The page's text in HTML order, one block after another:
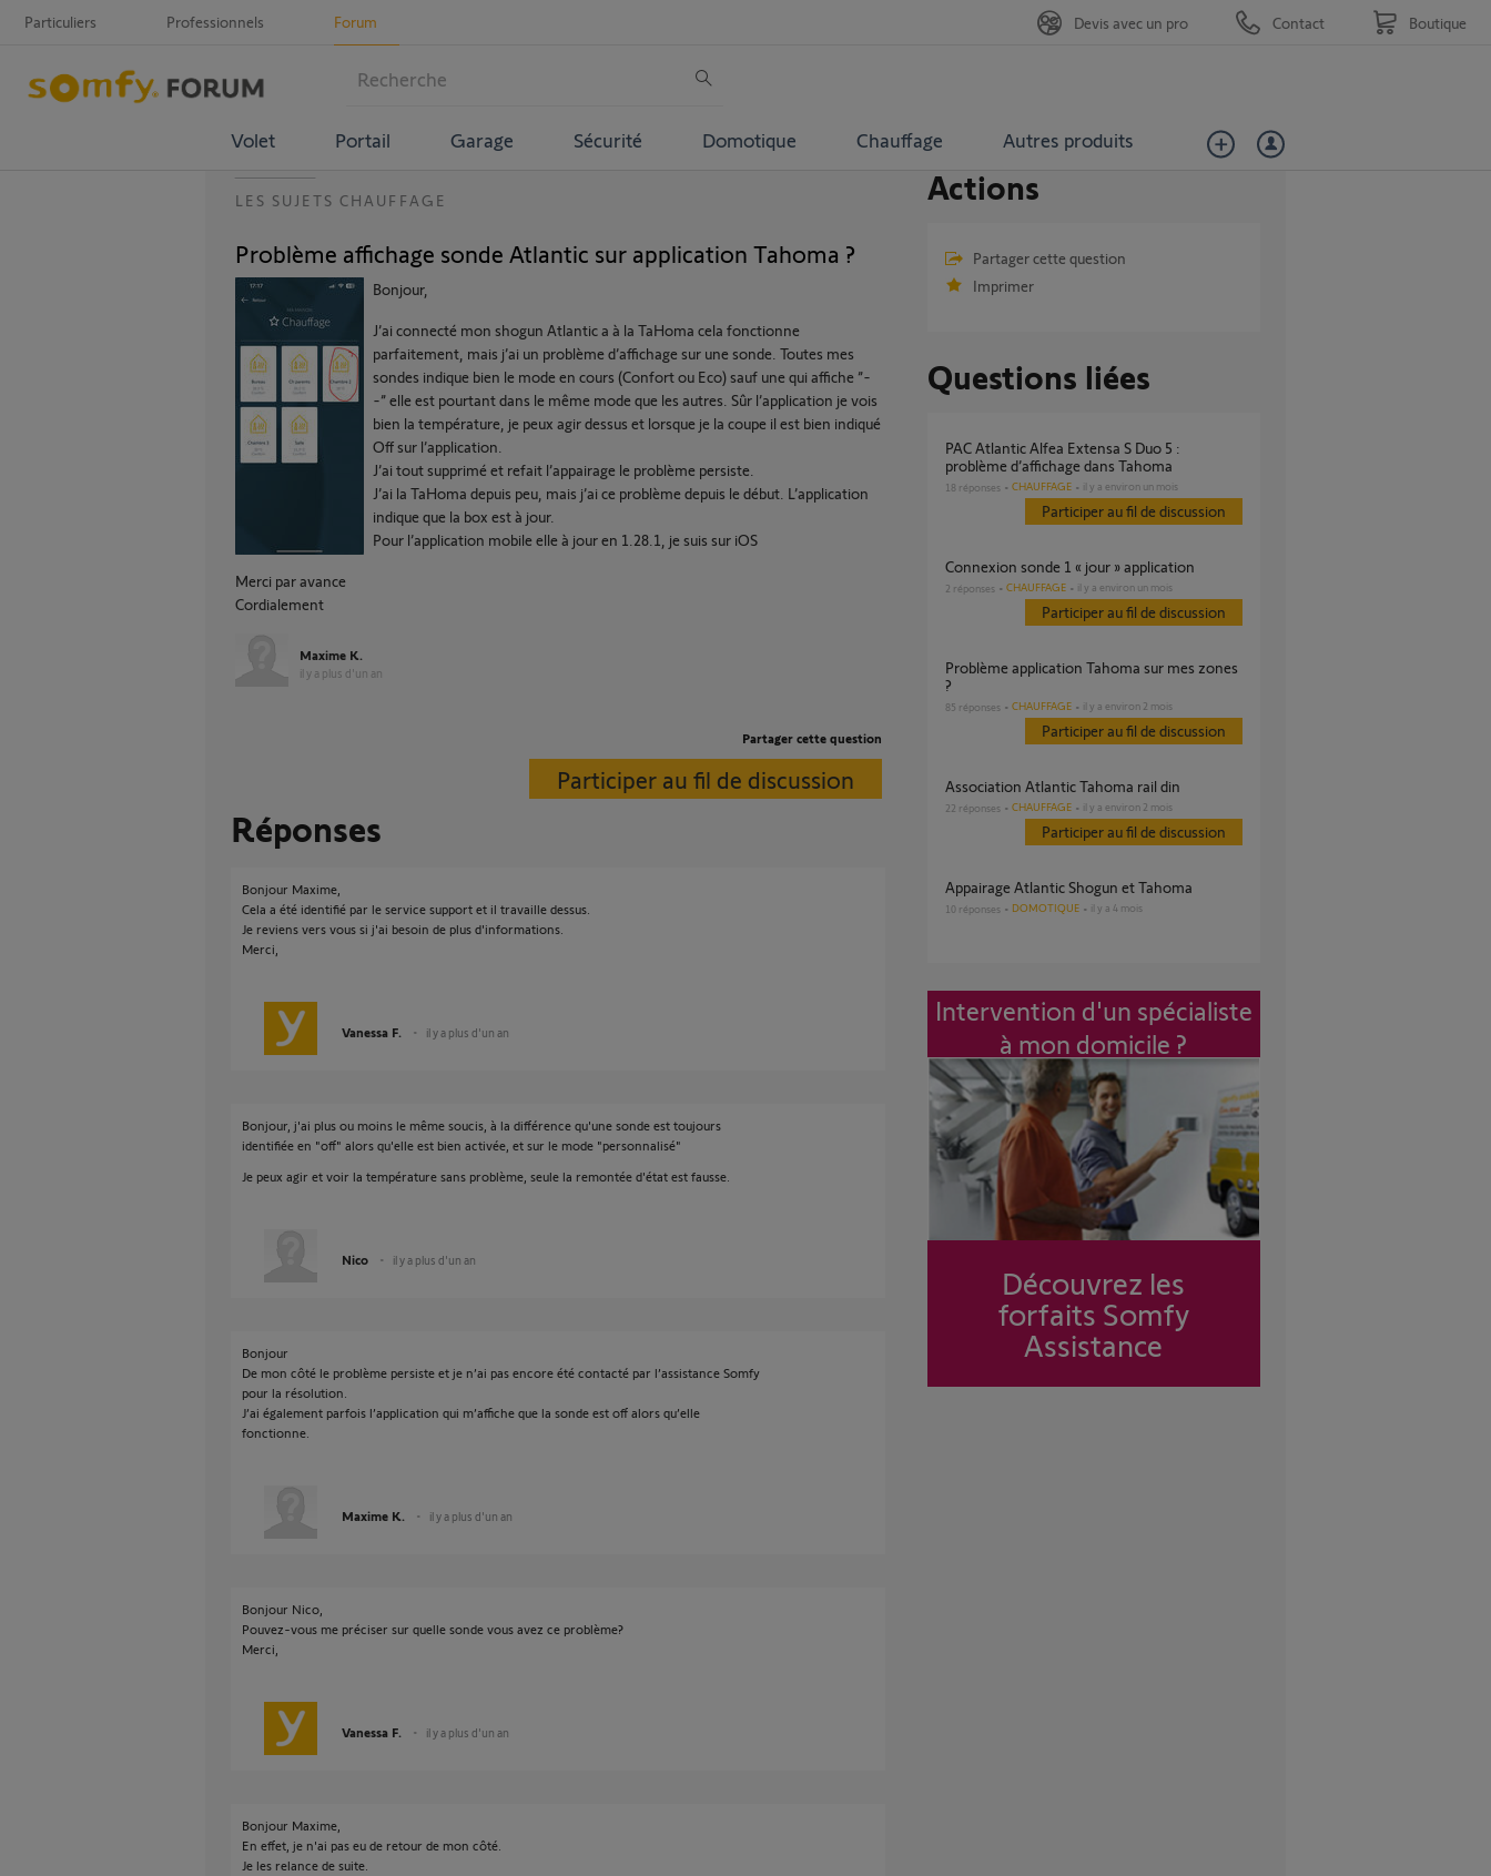
Particuliers Professionnels Forum
Volet Portail Garage Sécurité Domotique Chauffage Autres produits
Devis avec un pro Contact Boutique
LES SUJETS CHAUFFAGE
Problème affichage sonde Atlantic sur application Tahoma ?
Bonjour,
J’ai connecté mon shogun Atlantic a à la TaHoma cela fonctionne
parfaitement, mais j’ai un problème d’affichage sur une sonde. Toutes mes
sondes indique bien le mode en cours (Confort ou Eco) sauf une qui affiche ”-
-” elle est pourtant dans le même mode que les autres. Sûr l’application je vois
bien la température, je peux agir dessus et lorsque je la coupe il est bien indiqué
Off sur l’application.
J’ai tout supprimé et refait l’appairage le problème persiste.
J’ai la TaHoma depuis peu, mais j’ai ce problème depuis le début. L’application
indique que la box est à jour.
Pour l’application mobile elle à jour en 1.28.1, je suis sur iOS
Merci par avance
Cordialement
Maxime K.
il y a plus d'un an
Partager cette question
Participer au fil de discussion
Réponses
Bonjour Maxime,
Cela a été identifié par le service support et il travaille dessus.
Je reviens vers vous si j'ai besoin de plus d'informations.
Merci,
Vanessa F. il y a plus d'un an
Bonjour, j'ai plus ou moins le même soucis, à la différence qu'une sonde est toujours
identifiée en "off" alors qu'elle est bien activée, et sur le mode "personnalisé"
Je peux agir et voir la température sans problème, seule la remontée d'état est fausse.
Nico il y a plus d'un an
Bonjour
De mon côté le problème persiste et je n’ai pas encore été contacté par l’assistance Somfy
pour la résolution.
J’ai également parfois l’application qui m’affiche que la sonde est off alors qu’elle
fonctionne.
Maxime K. il y a plus d'un an
Bonjour Nico,
Pouvez-vous me préciser sur quelle sonde vous avez ce problème?
Merci,
Vanessa F. il y a plus d'un an
Bonjour Maxime,
En effet, je n'ai pas eu de retour de mon côté.
Je les relance de suite.
Actions
Partager cette question
Imprimer
Questions liées
PAC Atlantic Alfea Extensa S Duo 5 :
problème d’affichage dans Tahoma
18 réponses CHAUFFAGE il y a environ un mois
Participer au fil de discussion
Connexion sonde 1 « jour » application
2 réponses CHAUFFAGE il y a environ un mois
Participer au fil de discussion
Problème application Tahoma sur mes zones
?
85 réponses CHAUFFAGE il y a environ 2 mois
Participer au fil de discussion
Association Atlantic Tahoma rail din
22 réponses CHAUFFAGE il y a environ 2 mois
Participer au fil de discussion
Appairage Atlantic Shogun et Tahoma
10 réponses DOMOTIQUE il y a 4 mois
Intervention d'un spécialiste
à mon domicile ?
Découvrez les
forfaits Somfy
Assistance